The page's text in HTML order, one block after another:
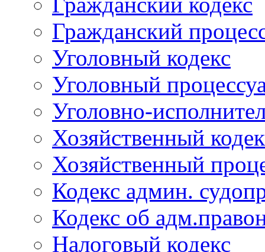
Гражданский
Уголовный кодекс
Уголовный
Уголовно-
Хозяйственный
Хозяйственный
Кодекс админ.
Кодекс об
Налоговый кодекс